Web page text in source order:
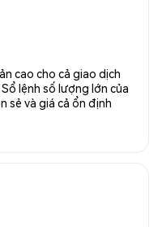
cao cho cả giao dịch
lệnh số lượng lớn của
sẻ và giá cả ổn định